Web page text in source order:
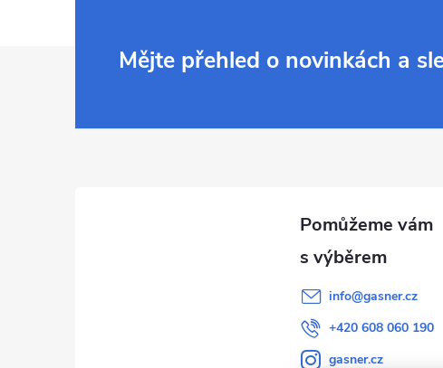
Mějte přehled o novinkách a
info@gasner.cz
+420 608 060 190
gasner.cz